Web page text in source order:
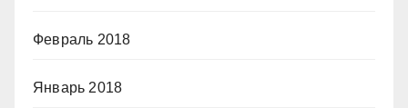
Февраль 2018
Январь 2018